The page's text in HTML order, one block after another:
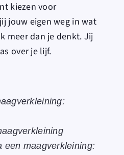
kiezen voor
jouw eigen weg in wat
meer dan je denkt. Jij
over je lijf.
een maagverkleining: